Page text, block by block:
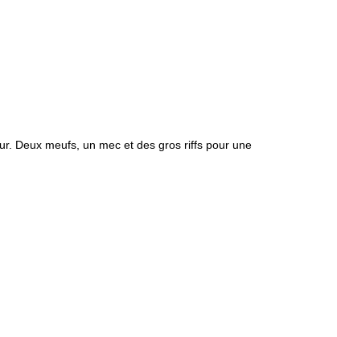
Deux meufs, un mec et des gros riffs pour une